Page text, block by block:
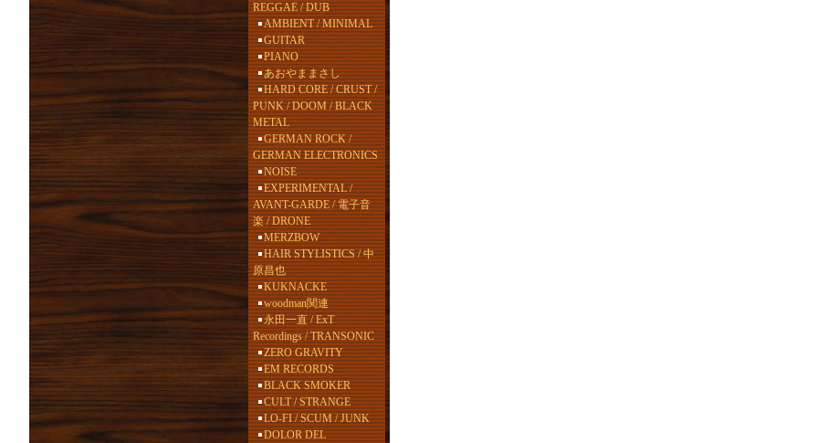
REGGAE / DUB
AMBIENT / MINIMAL
GUITAR
PIANO
あおやままさし
HARD CORE / CRUST /
PUNK / DOOM / BLACK
METAL
GERMAN ROCK /
GERMAN ELECTRONICS
NOISE
EXPERIMENTAL /
AVANT-GARDE / 電子音
楽 / DRONE
MERZBOW
HAIR STYLISTICS / 中
原昌也
KUKNACKE
woodman関連
永田一直 / ExT
Recordings / TRANSONIC
ZERO GRAVITY
EM RECORDS
BLACK SMOKER
CULT / STRANGE
LO-FI / SCUM / JUNK
DOLOR DEL